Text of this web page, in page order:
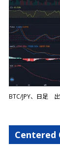
BTC/JPY、日足
Centered